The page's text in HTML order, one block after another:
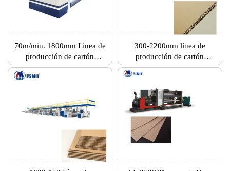
70m/min. 1800mm Línea de
producción de cartón
ondulado de 2 capas
300-2200mm línea de
producción de cartón
ondulado de siete capas